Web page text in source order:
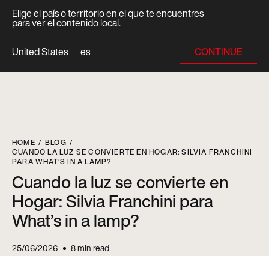
Elige el país o territorio en el que te encuentres
para ver el contenido local.
United States
es CONTINUE
HOME
BLOG
CUANDO LA LUZ SE CONVIERTE EN HOGAR: SILVIA FRANCHINI
PARA WHAT’S IN A LAMP?
Cuando la luz se convierte en
Hogar: Silvia Franchini para
What’s in a lamp?
25/06/2026 8min read